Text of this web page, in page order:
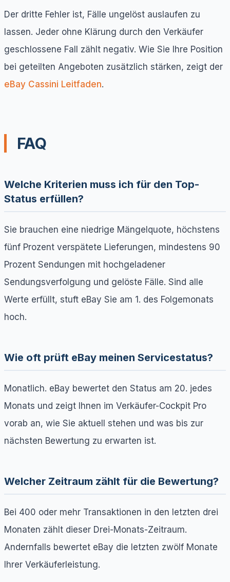
Der dritte Fehler ist, Fälle ungelöst auslaufen zu
lassen. Jeder ohne Klärung durch den Verkäufer
geschlossene Fall zählt negativ. Wie Sie Ihre Position
bei geteilten Angeboten zusätzlich stärken, zeigt der
eBay Cassini Leitfaden.
FAQ
Welche Kriterien muss ich für den Top-
Status erfüllen?
Sie brauchen eine niedrige Mängelquote, höchstens
fünf Prozent verspätete Lieferungen, mindestens 90
Prozent Sendungen mit hochgeladener
Sendungsverfolgung und gelöste Fälle. Sind alle
Werte erfüllt, stuft eBay Sie am 1. des Folgemonats
hoch.
Wie oft prüft eBay meinen Servicestatus?
Monatlich. eBay bewertet den Status am 20. jedes
Monats und zeigt Ihnen im Verkäufer-Cockpit Pro
vorab an, wie Sie aktuell stehen und was bis zur
nächsten Bewertung zu erwarten ist.
Welcher Zeitraum zählt für die Bewertung?
Bei 400 oder mehr Transaktionen in den letzten drei
Monaten zählt dieser Drei-Monats-Zeitraum.
Andernfalls bewertet eBay die letzten zwölf Monate
Ihrer Verkäuferleistung.